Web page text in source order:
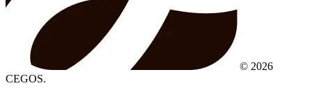
© 2026
CEGOS.